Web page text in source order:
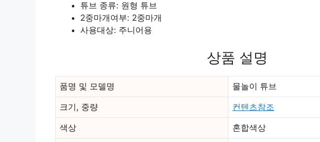
튜브 종류: 원형 튜브
2중마개여부: 2중마개
사용대상: 주니어용
상품 설명
품명 및 모델명 물놀이 튜브
크기, 중량 컨텐츠참조
색상 혼합색상